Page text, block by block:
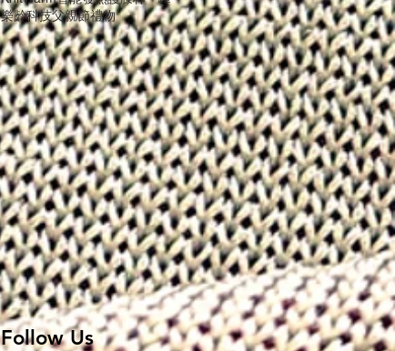
樂齡科技父親節禮物
Follow Us